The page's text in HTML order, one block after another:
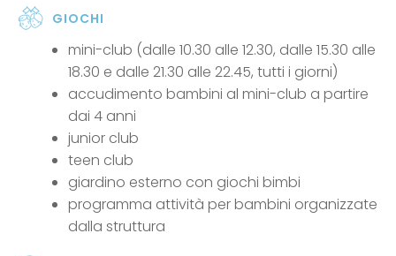
GIOCHI
mini-club (dalle 10.30 alle 12.30, dalle 15.30 alle
18.30 e dalle 21.30 alle 22.45, tutti i giorni)
accudimento bambini al mini-club a partire
dai 4 anni
junior club
teen club
giardino esterno con giochi bimbi
programma attività per bambini organizzate
dalla struttura